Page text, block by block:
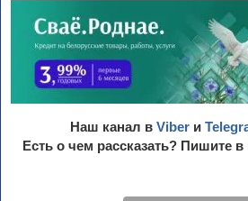
Наш канал в Viber и
Есть о чем рассказать? Пишите